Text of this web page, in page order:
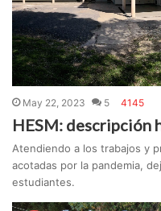
May 22, 2023 5 4145
HESM: descripción
Atendiendo a los trabajos y
acotadas por la pandemia,
estudiantes.